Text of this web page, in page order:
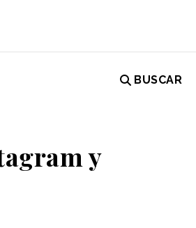
BUSCAR
y